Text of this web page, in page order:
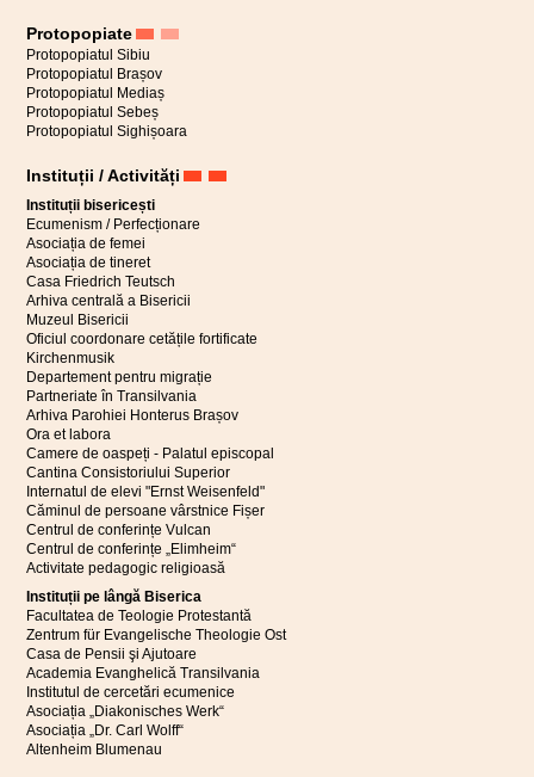
Protopopiate
Protopopiatul Sibiu
Protopopiatul Brașov
Protopopiatul Mediaș
Protopopiatul Sebeș
Protopopiatul Sighișoara
Instituții / Activități
Instituții bisericești
Ecumenism / Perfecționare
Asociația de femei
Asociația de tineret
Casa Friedrich Teutsch
Arhiva centrală a Bisericii
Muzeul Bisericii
Oficiul coordonare cetățile fortificate
Kirchenmusik
Departement pentru migrație
Partneriate în Transilvania
Arhiva Parohiei Honterus Brașov
Ora et labora
Camere de oaspeți - Palatul episcopal
Cantina Consistoriului Superior
Internatul de elevi "Ernst Weisenfeld"
Căminul de persoane vârstnice Fișer
Centrul de conferințe Vulcan
Centrul de conferințe „Elimheim“
Activitate pedagogic religioasă
Instituții pe lângă Biserica
Facultatea de Teologie Protestantă
Zentrum für Evangelische Theologie Ost
Casa de Pensii şi Ajutoare
Academia Evanghelică Transilvania
Institutul de cercetări ecumenice
Asociația „Diakonisches Werk“
Asociația „Dr. Carl Wolff“
Altenheim Blumenau